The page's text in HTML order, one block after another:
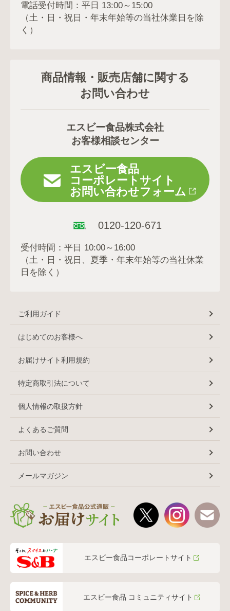
電話受付時間：平日 13:00～15:00
（土・日・祝日・年末年始等の当社休業日を除
く）
商品情報・販売店舗に関する
お問い合わせ
エスビー食品株式会社
お客様相談センター
エスビー食品
コーポレートサイト
お問い合わせフォーム
0120-120-671
受付時間：平日 10:00～16:00
（土・日・祝日、夏季・年末年始等の当社休業
日を除く）
ご利用ガイド
はじめてのお客様へ
お届けサイト利用規約
特定商取引法について
個人情報の取扱方針
よくあるご質問
お問い合わせ
メールマガジン
エスビー食品コーポレートサイト
エスビー食品 コミュニティサイト